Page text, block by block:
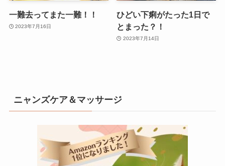
一難去ってまた一難！！
2023年7月16日
ひどい下痢がたった1日で
とまった？！
2023年7月14日
ニャンズケア＆マッサージ